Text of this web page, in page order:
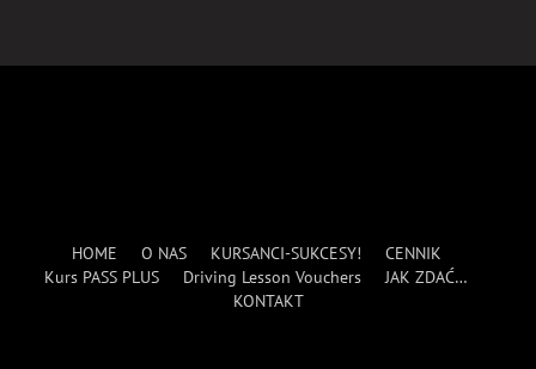
HOME O NAS KURSANCI-SUKCESY!
CENNIK
Kurs PASS PLUS
Driving Lesson Vouchers
JAK ZDAĆ…
KONTAKT